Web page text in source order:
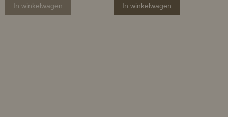
In winkelwagen In winkelwagen